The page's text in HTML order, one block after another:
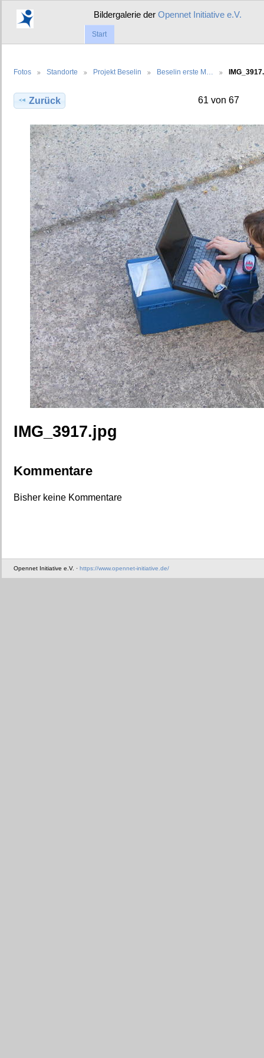
Bildergalerie derOpennet Initiative e.V.
Start
Fotos Standorte Projekt Beselin Beselin erste M…
Zurück 61 von 67
IMG_3917.jpg
Kommentare
Bisher keine Kommentare
Opennet Initiative e.V. · https://www.opennet-initiative.de/